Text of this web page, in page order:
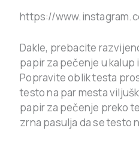
https://
Dakle, prebacite
papir za pečenje u
Popravite oblik testa
testo na par mesta
papir za pečenje preko
zrna pasulja da se testo